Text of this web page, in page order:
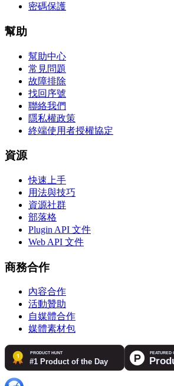
密碼保護
幫助
幫助中心
常見問題
故障排除
找回序號
聯絡我們
隱私權政策
終端使用者授權協定
資源
快速上手
用法與技巧
資源社群
部落格
Plugin API 文件
Web API 文件
商務合作
內容合作
活動贊助
自媒體合作
媒體素材包